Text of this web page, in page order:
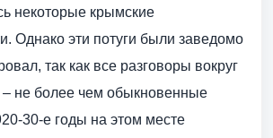
некоторые крымские
Однако эти потуги были заведомо
так как все разговоры вокруг
не более чем обыкновенные
30-е годы на этом месте